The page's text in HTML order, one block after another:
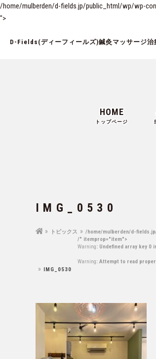
/home/mulberden/d-fields.jp/public_html/wp/wp-
">
D-Fields(ディーフィールズ)鍼灸マッサージ治
HOME
トップページ
IMG_0530
トピックス /home/mulberden/d-
/" itemprop="item">
Warning: Undefined array key 0
Warning: Attempt to read
IMG_0530